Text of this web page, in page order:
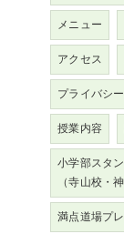
メニュー
アクセス
プライバシ
授業内容
小学部スタ
（寺山校・
満点道場プ